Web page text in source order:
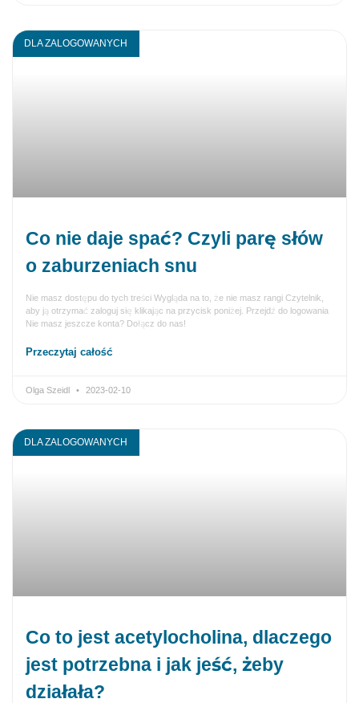
DLA ZALOGOWANYCH
Co nie daje spać? Czyli parę słów
o zaburzeniach snu
Nie masz dostępu do tych treści Wygląda na to, że nie masz rangi Czytelnik,
aby ją otrzymać zaloguj się klikając na przycisk poniżej. Przejdź do logowania
Nie masz jeszcze konta? Dołącz do nas!
Przeczytaj całość
Olga Szeidl 2023-02-10
DLA ZALOGOWANYCH
Co to jest acetylocholina, dlaczego
jest potrzebna i jak jeść, żeby
działała?